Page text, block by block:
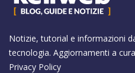
Notizie, tutorial e informazioni
tecnologia. Aggiornamenti a
Privacy Policy